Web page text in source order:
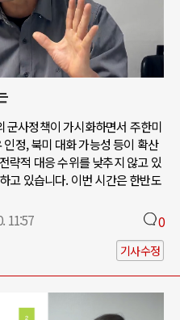
군사정책이 가시화하면서 주한미
정, 북미 대화 가능성 등이 확산
략적 대응 수위를 낮추지 않고 있
고 있습니다. 이번 시간은 한반도
11:57 0
기사수정